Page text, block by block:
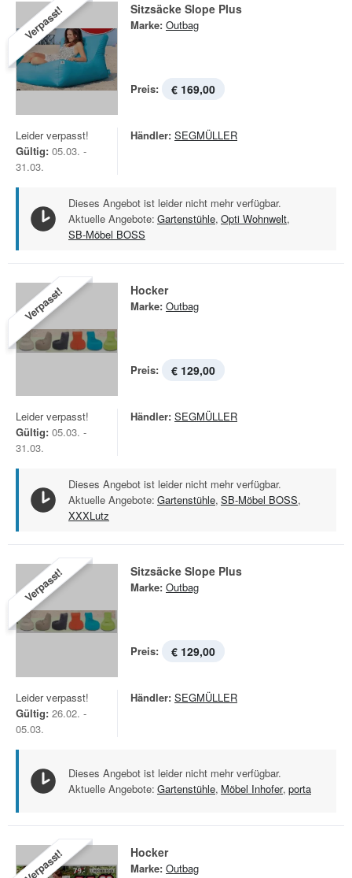
Verpasst! Sitzsäcke Slope Plus
Marke: Outbag
Preis: € 169,00
Leider verpasst!
Gültig: 05.03. -
31.03.
Händler: SEGMÜLLER
Dieses Angebot ist leider nicht mehr verfügbar.
Aktuelle Angebote: Gartenstühle, Opti Wohnwelt,
SB-Möbel BOSS
Verpasst! Hocker
Marke: Outbag
Preis: € 129,00
Leider verpasst!
Gültig: 05.03. -
31.03.
Händler: SEGMÜLLER
Dieses Angebot ist leider nicht mehr verfügbar.
Aktuelle Angebote: Gartenstühle, SB-Möbel BOSS,
XXXLutz
Verpasst! Sitzsäcke Slope Plus
Marke: Outbag
Preis: € 129,00
Leider verpasst!
Gültig: 26.02. -
05.03.
Händler: SEGMÜLLER
Dieses Angebot ist leider nicht mehr verfügbar.
Aktuelle Angebote: Gartenstühle, Möbel Inhofer, porta
Verpasst! Hocker
Marke: Outbag